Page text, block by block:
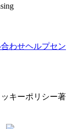
わせヘルプセン
ッキーポリシー著